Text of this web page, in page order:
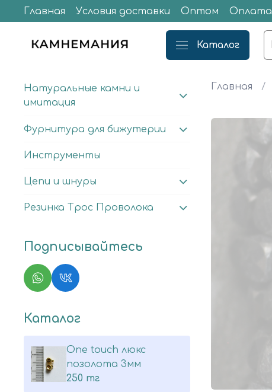
Главная Условия доставки Оптом Оплата
Каталог
Главная
Натуральные камни и
имитация
Фурнитура для бижутерии
Инструменты
Цепи и шнуры
Резинка Трос Проволока
Подписывайтесь
Каталог
One touch люкс
позолота 3мм
250 тг